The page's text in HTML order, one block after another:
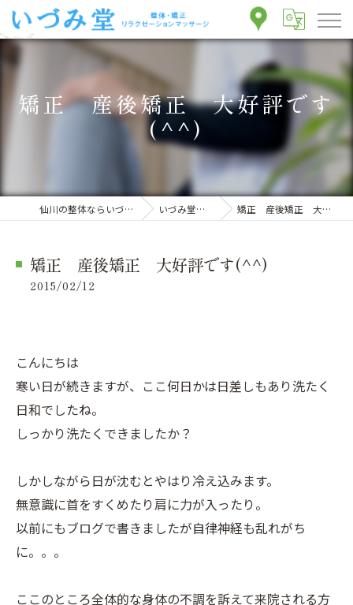
矯正 産後矯正 大好評です
(^^)
仙川の整体ならいづみ堂整体院 いづみ堂のブログ 矯正 産後矯正 大好評です(^^)
矯正 産後矯正 大好評です(^^)
2015/02/12
こんにちは
寒い日が続きますが、ここ何日かは日差しもあり洗たく
日和でしたね。
しっかり洗たくできましたか？
しかしながら日が沈むとやはり冷え込みます。
無意識に首をすくめたり肩に力が入ったり。
以前にもブログで書きましたが自律神経も乱れがち
に。。。
ここのところ全体的な身体の不調を訴えて来院される方